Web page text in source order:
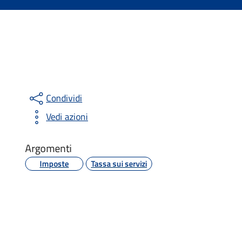
Condividi
Vedi azioni
Argomenti
Imposte Tassa sui servizi